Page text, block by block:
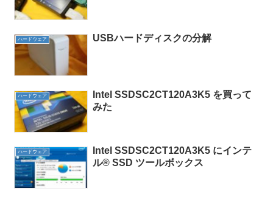
ハードウェア USBハードディスクの分解
ハードウェア
Intel SSDSC2CT120A3K5 を買って
みた
ハードウェア
Intel SSDSC2CT120A3K5 にインテ
ル® SSD ツールボックス